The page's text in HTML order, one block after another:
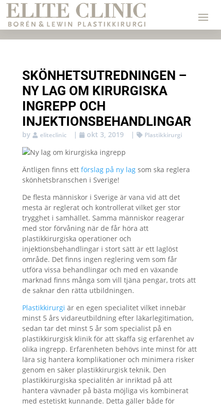
SKÖNHETSUTREDNINGEN –
NY LAG OM KIRURGISKA
INGREPP OCH
INJEKTIONSBEHANDLINGAR
by eliteclinic | okt 3, 2019 | Plastikkirurgi
Äntligen finns ett förslag på ny lagsom ska reglera
skönhetsbranschen i Sverige!
De flesta människor i Sverige är vana vid att det
mesta är reglerat och kontrollerat vilket ger stor
trygghet i samhället. Samma människor reagerar
med stor förvåning när de får höra att
plastikkirurgiska operationer och
injektionsbehandlingar i stort sätt är ett laglöst
område. Det finns ingen reglering vem som får
utföra vissa behandlingar och med en växande
marknad finns många som vill tjäna pengar, trots att
de saknar den rätta utbildningen.
Plastikkirurgi är en egen specialitet vilket innebär
minst 5 års vidareutbildning efter läkarlegitimation,
sedan tar det minst 5 år som specialist på en
plastikkirurgisk klinik för att skaffa sig erfarenhet av
olika ingrepp. Erfarenheten behövs inte minst för att
lära sig hantera komplikationer och minimera risker
genom en säker plastikkirurgisk teknik. Den
plastikkirurgiska specialitén är inriktad på att
hantera vävnader på bästa möjliga vis kombinerat
med estetiskt kunnande. Detta gäller både för